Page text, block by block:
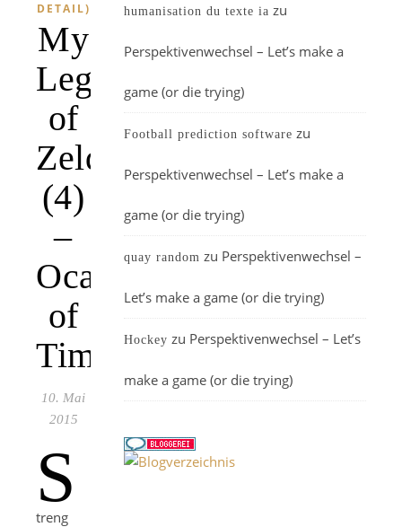
DETAIL)
My
Legend
of
Zelda
(4)
–
Ocarina
of
Time
10. Mai
2015
S
treng
humanisation du texte ia zu
Perspektivenwechsel – Let’s make a
game (or die trying)
Football prediction software zu
Perspektivenwechsel – Let’s make a
game (or die trying)
quay random zu Perspektivenwechsel –
Let’s make a game (or die trying)
Hockey zu Perspektivenwechsel – Let’s
make a game (or die trying)